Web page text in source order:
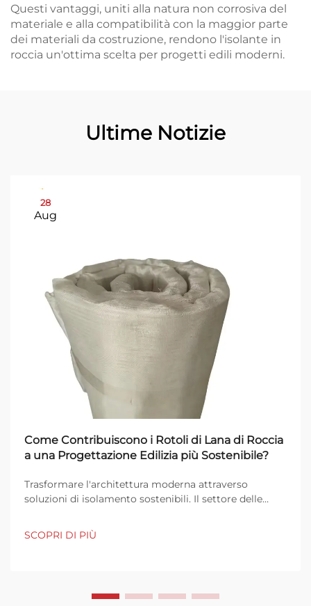
Questi vantaggi, uniti alla natura non corrosiva del
materiale e alla compatibilità con la maggior parte
dei materiali da costruzione, rendono l'isolante in
roccia un'ottima scelta per progetti edili moderni.
Ultime Notizie
28
Aug
Come Contribuiscono i Rotoli di Lana di Roccia
a una Progettazione Edilizia più Sostenibile?
Trasformare l'architettura moderna attraverso
soluzioni di isolamento sostenibili. Il settore delle
pratiche edilizie sostenibili sono diventate più
importanti che mai. All'avanguardia di questa
SCOPRI DI PIÙ